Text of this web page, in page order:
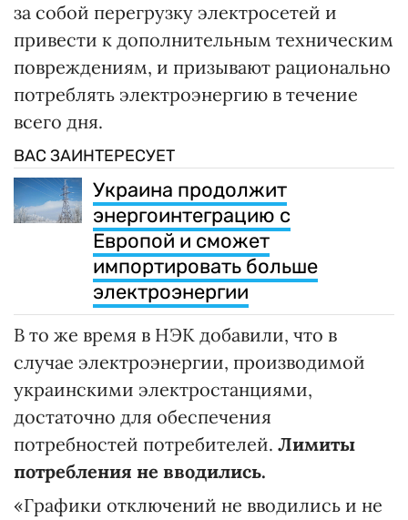
за собой перегрузку электросетей и
привести к дополнительным техническим
повреждениям, и призывают рационально
потреблять электроэнергию в течение
всего дня.
ВАС ЗАИНТЕРЕСУЕТ
Украина продолжит
энергоинтеграцию с
Европой и сможет
импортировать больше
электроэнергии
В то же время в НЭК добавили, что в
случае электроэнергии, производимой
украинскими электростанциями,
достаточно для обеспечения
потребностей потребителей. Лимиты
потребления не вводились.
«Графики отключений не вводились и не